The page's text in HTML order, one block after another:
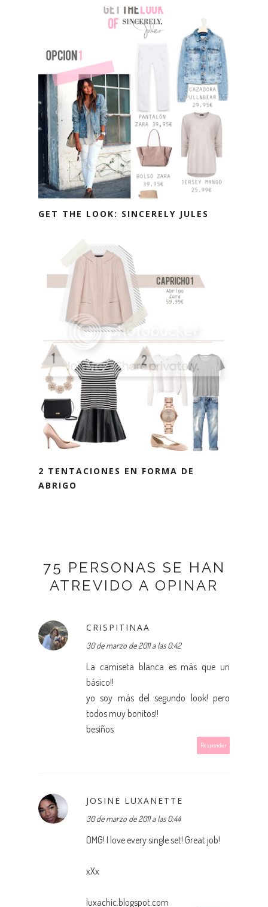
GET THE LOOK: SINCERELY JULES
2 TENTACIONES EN FORMA DE
ABRIGO
75 PERSONAS SE HAN
ATREVIDO A OPINAR
CRISPITINAA
30 de marzo de 2011 a las 0:42
La camiseta blanca es más que un
básico!!
yo soy más del segundo look! pero
todos muy bonitos!!
besiños
Responder
JOSINE LUXANETTE
30 de marzo de 2011 a las 0:44
OMG! I love every single set! Great job!
xXx
luxachic.blogspot.com